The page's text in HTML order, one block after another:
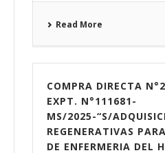
Read More
COMPRA DIRECTA
EXPT. N°111681-
MS/2025-“S/
REGENERATIVAS
DE ENFERMERIA DEL